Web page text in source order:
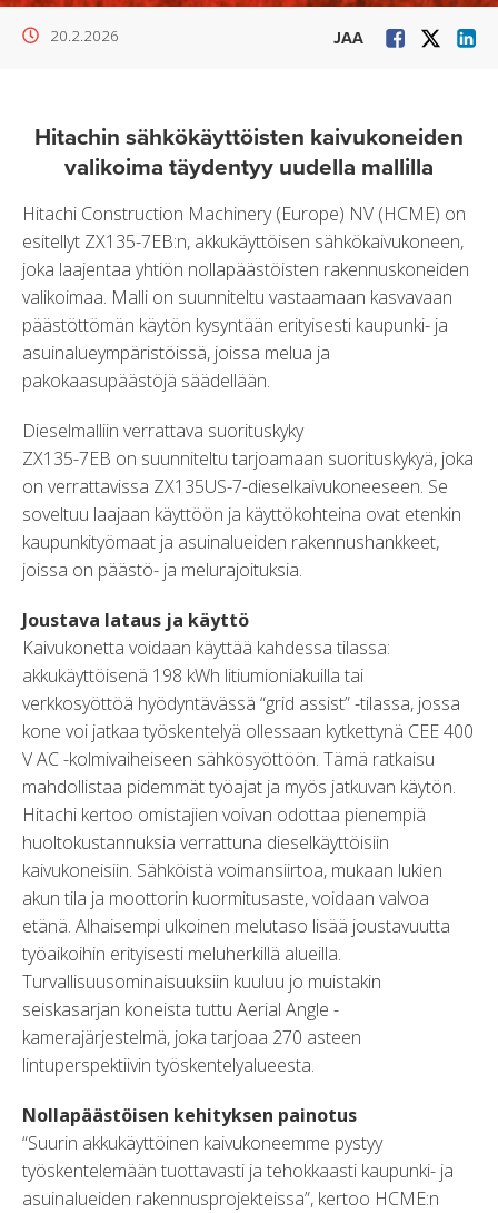
20.2.2026 JAA
Hitachin sähkökäyttöisten kaivukoneiden
valikoima täydentyy uudella mallilla
Hitachi Construction Machinery (Europe) NV (HCME) on
esitellyt ZX135-7EB:n, akkukäyttöisen sähkökaivukoneen,
joka laajentaa yhtiön nollapäästöisten rakennuskoneiden
valikoimaa. Malli on suunniteltu vastaamaan kasvavaan
päästöttömän käytön kysyntään erityisesti kaupunki- ja
asuinalueympäristöissä, joissa melua ja
pakokaasupäästöjä säädellään.
Dieselmalliin verrattava suorituskyky
ZX135-7EB on suunniteltu tarjoamaan suorituskykyä, joka
on verrattavissa ZX135US-7-dieselkaivukoneeseen. Se
soveltuu laajaan käyttöön ja käyttökohteina ovat etenkin
kaupunkityömaat ja asuinalueiden rakennushankkeet,
joissa on päästö- ja melurajoituksia.
Joustava lataus ja käyttö
Kaivukonetta voidaan käyttää kahdessa tilassa:
akkukäyttöisenä 198 kWh litiumioniakuilla tai
verkkosyöttöä hyödyntävässä “grid assist” -tilassa, jossa
kone voi jatkaa työskentelyä ollessaan kytkettynä CEE 400
V AC -kolmivaiheiseen sähkösyöttöön. Tämä ratkaisu
mahdollistaa pidemmät työajat ja myös jatkuvan käytön.
Hitachi kertoo omistajien voivan odottaa pienempiä
huoltokustannuksia verrattuna dieselkäyttöisiin
kaivukoneisiin. Sähköistä voimansiirtoa, mukaan lukien
akun tila ja moottorin kuormitusaste, voidaan valvoa
etänä. Alhaisempi ulkoinen melutaso lisää joustavuutta
työaikoihin erityisesti meluherkillä alueilla.
Turvallisuusominaisuuksiin kuuluu jo muistakin
seiskasarjan koneista tuttu Aerial Angle -
kamerajärjestelmä, joka tarjoaa 270 asteen
lintuperspektiivin työskentelyalueesta.
Nollapäästöisen kehityksen painotus
“Suurin akkukäyttöinen kaivukoneemme pystyy
työskentelemään tuottavasti ja tehokkaasti kaupunki- ja
asuinalueiden rakennusprojekteissa”, kertoo HCME:n